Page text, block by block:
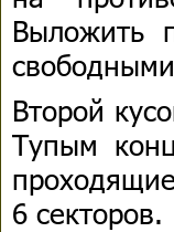
Выложить
Второй
Тупым
6 секторов.